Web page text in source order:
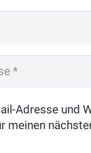
Adresse und
meinen